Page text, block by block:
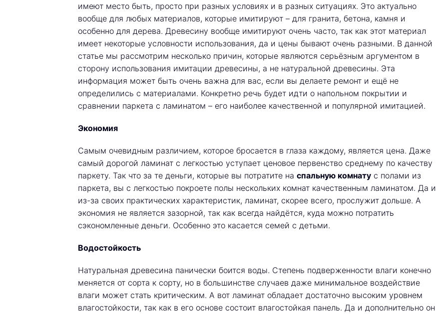
имеют место быть, просто при разных условиях и в разных ситуациях. Это актуально
вообще для любых материалов, которые имитируют – для гранита, бетона, камня и
особенно для дерева. Древесину вообще имитируют очень часто, так как этот материал
имеет некоторые условности использования, да и цены бывают очень разными. В данной
статье мы рассмотрим несколько причин, которые являются серьёзным аргументом в
сторону использования имитации древесины, а не натуральной древесины. Эта
информация может быть очень важна для вас, если вы делаете ремонт и ещё не
определились с материалами. Конкретно речь будет идти о напольном покрытии и
сравнении паркета с ламинатом – его наиболее качественной и популярной имитацией.
Экономия
Самым очевидным различием, которое бросается в глаза каждому, является цена. Даже
самый дорогой ламинат с легкостью уступает ценовое первенство среднему по качеству
паркету. Так что за те деньги, которые вы потратите на спальную комнату с полами из
паркета, вы с легкостью покроете полы нескольких комнат качественным ламинатом. Да и
из-за своих практических характеристик, ламинат, скорее всего, прослужит дольше. А
экономия не является зазорной, так как всегда найдётся, куда можно потратить
сэкономленные деньги. Особенно это касается семей с детьми.
Водостойкость
Натуральная древесина панически боится воды. Степень подверженности влаги конечно
меняется от сорта к сорту, но в большинстве случаев даже минимальное воздействие
влаги может стать критическим. А вот ламинат обладает достаточно высоким уровнем
влагостойкости, так как в его основе состоит влагостойкая панель. Да и дополнительно он